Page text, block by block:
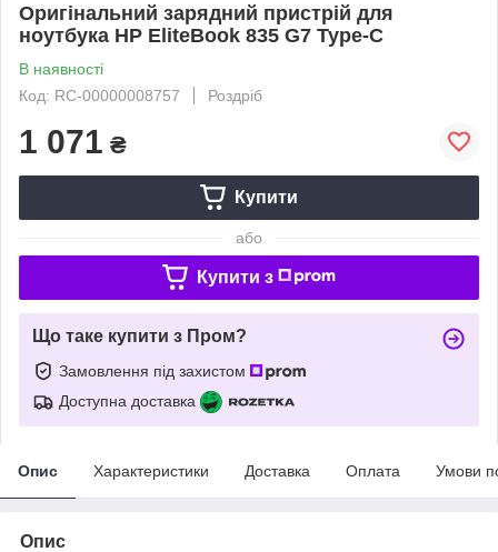
Оригінальний зарядний пристрій для
ноутбука HP EliteBook 835 G7 Type-C
В наявності
Код: RC-00000008757
Роздріб
1 071 ₴
Купити
або
Купити з
Що таке купити з Пром?
Замовлення під захистом
Доступна доставка
Опис Характеристики Доставка Оплата Умови
Опис